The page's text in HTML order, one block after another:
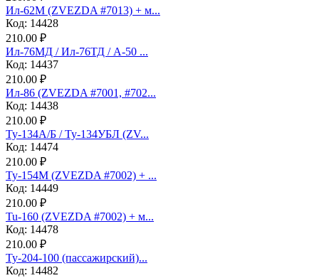
Ил-62М (ZVEZDA #7013) + м...
Код: 14428
210.00 ₽
Ил-76МД / Ил-76ТД / А-50 ...
Код: 14437
210.00 ₽
Ил-86 (ZVEZDA #7001, #702...
Код: 14438
210.00 ₽
Ту-134А/Б / Ту-134УБЛ (ZV...
Код: 14474
210.00 ₽
Ту-154М (ZVEZDA #7002) + ...
Код: 14449
210.00 ₽
Tu-160 (ZVEZDA #7002) + м...
Код: 14478
210.00 ₽
Ту-204-100 (пассажирский)...
Код: 14482